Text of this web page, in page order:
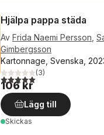
Hjälpa pappa städa
Av Frida Naemi Persson
Gimbergsson
Kartonnage, Svenska,
5,0utav 5 stjärnor. Totalt
(3)
106 kr
Lägg till
Skickas